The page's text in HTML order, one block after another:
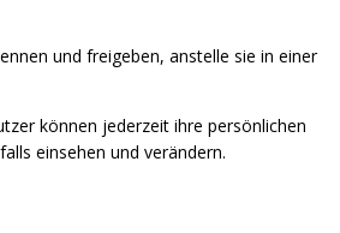
und freigeben, anstelle sie in einer
können jederzeit ihre persönlichen
einsehen und verändern.